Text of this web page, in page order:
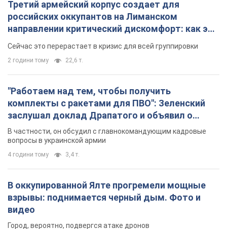
Третий армейский корпус создает для
российских оккупантов на Лиманском
направлении критический дискомфорт: как это
удалось
Сейчас это перерастает в кризис для всей группировки
2 години тому 22,6 т.
"Работаем над тем, чтобы получить
комплекты с ракетами для ПВО": Зеленский
заслушал доклад Драпатого и объявил о
новых мерах
В частности, он обсудил с главнокомандующим кадровые
вопросы в украинской армии
4 години тому 3,4 т.
В оккупированной Ялте прогремели мощные
взрывы: поднимается черный дым. Фото и
видео
Город, вероятно, подвергся атаке дронов